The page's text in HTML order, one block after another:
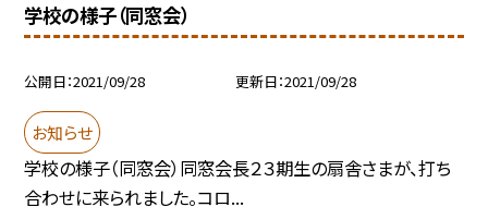
学校の様子（同窓会）
公開日 2021/09/28 更新日 2021/09/28
お知らせ
学校の様子（同窓会）同窓会長２３期生の扇舎さまが、打ち
合わせに来られました。コロ...